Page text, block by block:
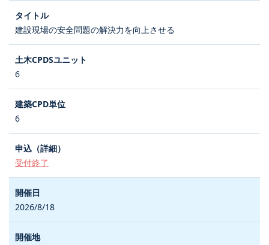
建設現場の安全問題の解決力を向上させる
6
6
受付終了
2026/8/18